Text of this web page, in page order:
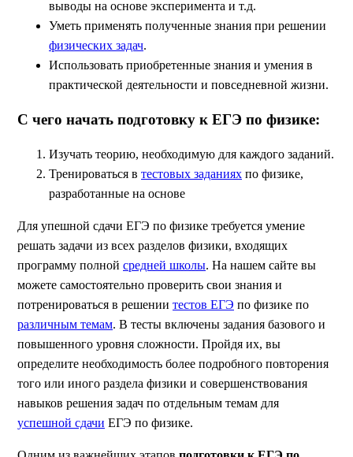
выводы на основе эксперимента и т.д.
Уметь применять полученные знания при решении
физических задач.
Использовать приобретенные знания и умения в
практической деятельности и повседневной жизни.
С чего начать подготовку к ЕГЭ по физике:
Изучать теорию, необходимую для каждого заданий.
Тренироваться в тестовых заданиях по физике,
разработанные на основе
Для упешной сдачи ЕГЭ по физике требуется умение
решать задачи из всех разделов физики, входящих
программу полной средней школы. На нашем сайте вы
можете самостоятельно проверить свои знания и
потренироваться в решении тестов ЕГЭ по физике по
различным темам. В тесты включены задания базового и
повышенного уровня сложности. Пройдя их, вы
определите необходимость более подробного повторения
того или иного раздела физики и совершенствования
навыков решения задач по отдельным темам для
успешной сдачи ЕГЭ по физике.